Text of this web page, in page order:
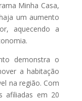
Minha Casa,
um aumento
aquecendo a
demonstra o
a habitação
na região. Com
afiliadas em 20